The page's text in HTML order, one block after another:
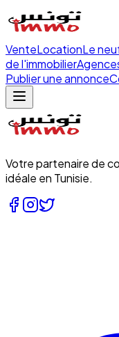
VenteLocationLe
de l'immobilier
Publier une annonce
Votre partenaire de
idéale en Tunisie.